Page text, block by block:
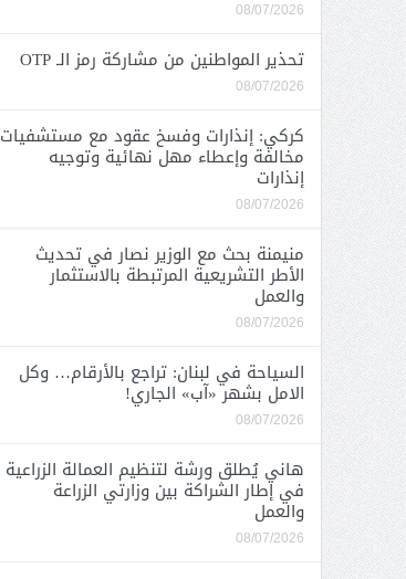
08/07/2026
تحذير المواطنين من مشاركة رمز الـ OTP
08/07/2026
كركي: إنذارات وفسخ عقود مع مستشفيات
مخالفة وإعطاء مهل نهائية وتوجيه
إنذارات
08/07/2026
منيمنة بحث مع الوزير نصار في تحديث
الأطر التشريعية المرتبطة بالاستثمار
والعمل
08/07/2026
السياحة في لبنان: تراجع بالأرقام… وكل
الامل بشهر «آب» الجاري!
08/07/2026
هاني يُطلق ورشة لتنظيم العمالة الزراعية
في إطار الشراكة بين وزارتي الزراعة
والعمل
08/07/2026